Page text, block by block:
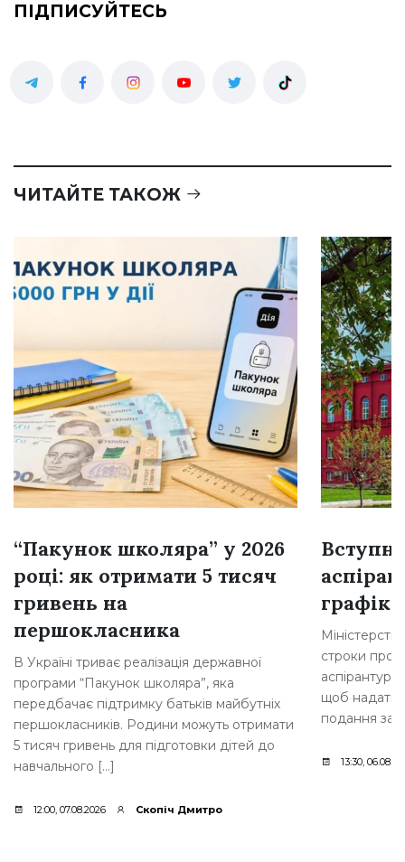
ПІДПИСУЙТЕСЬ
ЧИТАЙТЕ ТАКОЖ
“Пакунок школяра” у 2026
році: як отримати 5 тисяч
гривень на
першокласника
В Україні триває реалізація державної
програми “Пакунок школяра”, яка
передбачає підтримку батьків майбутніх
першокласників. Родини можуть отримати
5 тисяч гривень для підготовки дітей до
навчального […]
12:00, 07.08.2026 Скопіч Дмитро
графік
строки
щоб надати
подання
13:30,